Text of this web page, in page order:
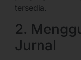
tersedia.
2.
Jurnal